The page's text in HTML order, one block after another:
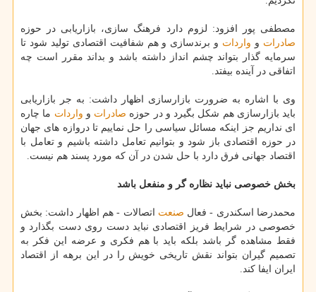
مصطفی پور افزود: لزوم دارد فرهنگ سازی، بازاریابی در حوزه
صادرات و واردات و برندسازی و هم شفافیت اقتصادی تولید شود تا
سرمایه گذار بتواند چشم انداز داشته باشد و بداند مقرر است چه
اتفاقی در آینده بیفتد.
وی با اشاره به ضرورت بازارسازی اظهار داشت: به جر بازاریابی
باید بازارسازی هم شكل بگیرد و در حوزه صادرات و واردات ما چاره
ای نداریم جز اینكه مسائل سیاسی را حل نماییم تا دروازه های جهان
در حوزه اقتصادی باز شود و بتوانیم تعامل داشته باشیم و تعامل با
اقتصاد جهانی فرق دارد با حل شدن در آن كه مورد پسند هم نیست.
بخش خصوصی نباید نظاره گر و منفعل باشد
محمدرضا اسكندری - فعال صنعت اتصالات - هم اظهار داشت: بخش
خصوصی در شرایط فریز اقتصادی نباید دست روی دست بگذارد و
فقط مشاهده گر باشد بلكه باید با هم فكری و عرضه این فكر به
تصمیم گیران بتواند نقش تاریخی خویش را در این برهه از اقتصاد
ایران ایفا كند.